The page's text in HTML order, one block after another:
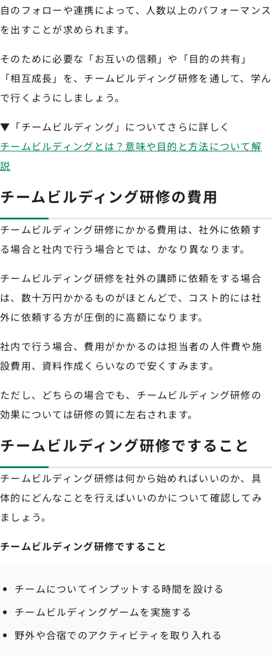
自のフォローや連携によって、人数以上のパフォーマンス
を出すことが求められます。
そのために必要な「お互いの信頼」や「目的の共有」
「相互成長」を、チームビルディング研修を通して、学ん
で行くようにしましょう。
▼「チームビルディング」についてさらに詳しく
チームビルディングとは？意味や目的と方法について解
説
チームビルディング研修の費用
チームビルディング研修にかかる費用は、社外に依頼す
る場合と社内で行う場合とでは、かなり異なります。
チームビルディング研修を社外の講師に依頼をする場合
は、数十万円かかるものがほとんどで、コスト的には社
外に依頼する方が圧倒的に高額になります。
社内で行う場合、費用がかかるのは担当者の人件費や施
設費用、資料作成くらいなので安くすみます。
ただし、どちらの場合でも、チームビルディング研修の
効果については研修の質に左右されます。
チームビルディング研修ですること
チームビルディング研修は何から始めればいいのか、具
体的にどんなことを行えばいいのかについて確認してみ
ましょう。
チームビルディング研修ですること
チームについてインプットする時間を設ける
チームビルディングゲームを実施する
野外や合宿でのアクティビティを取り入れる